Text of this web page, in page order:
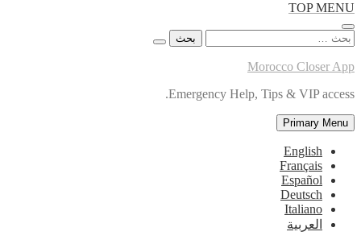
TOP MENU
البحث
Morocco Closer App
Emergency Help, Tips & VIP access.
Primary Menu
English
Français
Español
Deutsch
Italiano
العربية